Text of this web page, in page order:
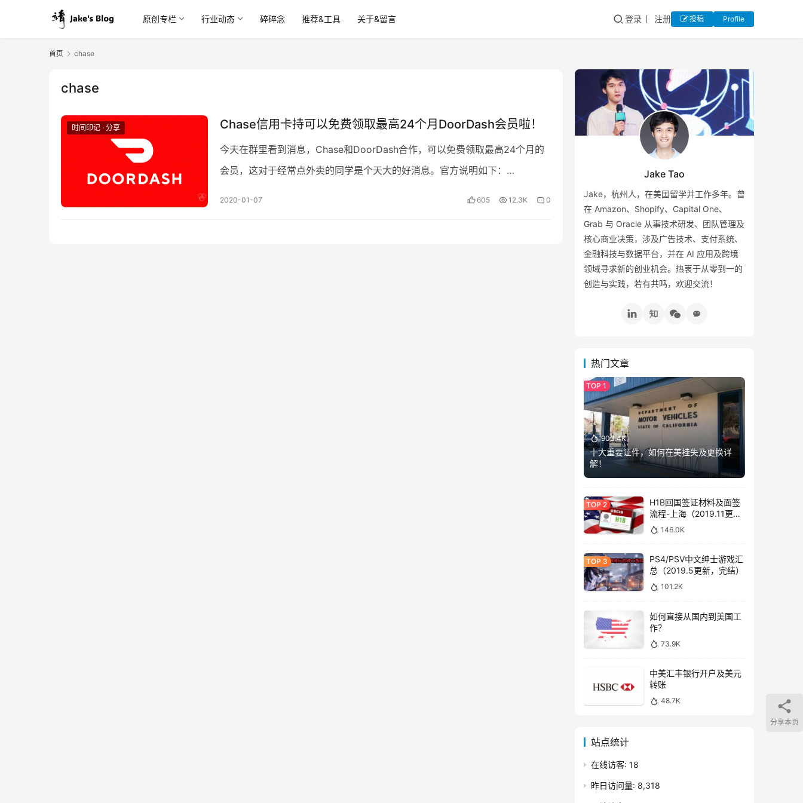
原创专栏 行业动态 碎碎念 推荐&工具 关于&留言 登录 注册 投稿 Profile
首页 chase
chase
时间印记 · 分享 Chase信用卡持可以免费领取最高24个月DoorDash会员啦！
今天在群里看到消息，Chase和DoorDash合作，可以免费领取最高24个月的
会员，这对于经常点外卖的同学是个天大的好消息。官方说明如下：
2020-01-07 605 12.3K 0
Jake Tao
Jake，杭州人，在美国留学并工作多年。曾
在 Amazon、Shopify、Capital One、
Grab 与 Oracle 从事技术研发、团队管理及
核心商业决策，涉及广告技术、支付系统、
金融科技与数据平台，并在 AI 应用及跨境
领域寻求新的创业机会。热衷于从零到一的
创造与实践，若有共鸣，欢迎交流！
热门文章
903.4K
十大重要证件，如何在美挂失及更换详
解！
H1B回国签证材料及面签
流程-上海（2019.11更
新）146.0K
PS4/PSV中文绅士游戏汇
总（2019.5更新，完结）
101.2K
如何直接从国内到美国工
作？
73.9K
中美汇丰银行开户及美元
转账
48.7K
站点统计
在线访客: 18
昨日访问量: 8,318
分享本页